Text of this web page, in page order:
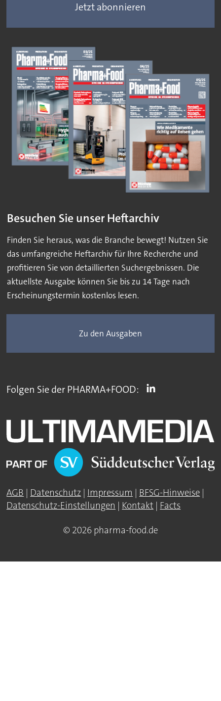
Jetzt abonnieren
Besuchen Sie unser Heftarchiv
Finden Sie heraus, was die Branche bewegt! Nutzen Sie
das umfangreiche Heftarchiv für Ihre Recherche und
profitieren Sie von detaillierten Suchergebnissen. Die
aktuellste Ausgabe können Sie bis zu 14 Tage nach
Erscheinungstermin kostenlos lesen.
Zu den Ausgaben
Folgen Sie der PHARMA+FOOD:
AGB | Datenschutz | Impressum | BFSG-Hinweise |
Datenschutz-Einstellungen | Kontakt | Facts
© 2026 pharma-food.de